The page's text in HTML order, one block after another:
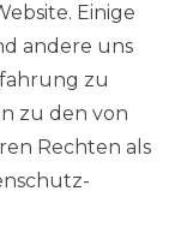
Einige
andere uns
zu
zu den von
Rechten als